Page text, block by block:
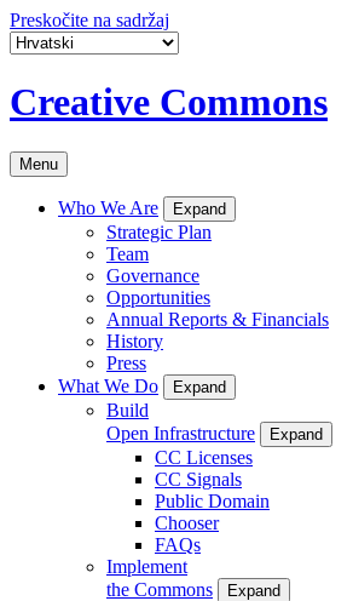
Preskočite na sadržaj
Creative Commons
Menu
Who We Are Expand
Strategic Plan
Team
Governance
Opportunities
Annual Reports & Financials
History
Press
What We Do
Expand
Build
Open Infrastructure
Expand
CC Licenses
CC Signals
Public Domain
Chooser
FAQs
Implement
the Commons
Expand